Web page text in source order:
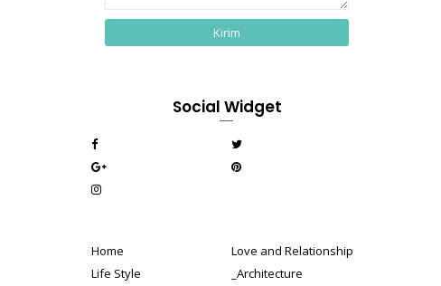
Social Widget
Home
Love and Relationship
Life Style
_Architecture